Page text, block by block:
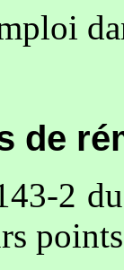
de
2